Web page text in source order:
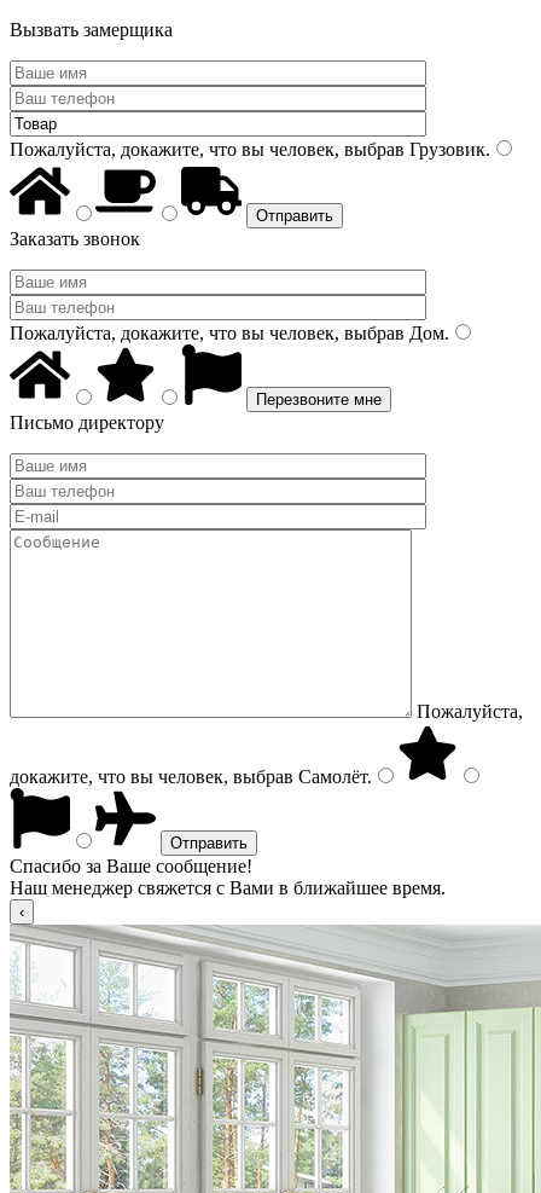
Вызвать замерщика
Пожалуйста, докажите, что вы человек, выбрав Грузовик.
Заказать звонок
Пожалуйста, докажите, что вы человек, выбрав Дом.
Письмо директору
Пожалуйста,
докажите, что вы человек, выбрав Самолёт.
Спасибо за Ваше сообщение!
Наш менеджер свяжется с Вами в ближайшее время.